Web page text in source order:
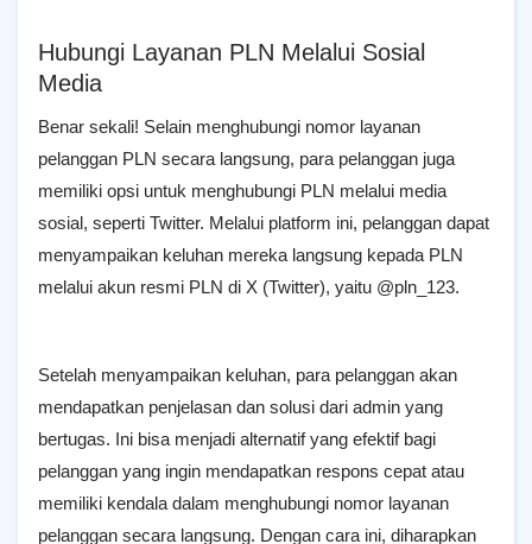
Hubungi Layanan PLN Melalui Sosial
Media
Benar sekali! Selain menghubungi nomor layanan
pelanggan PLN secara langsung, para pelanggan juga
memiliki opsi untuk menghubungi PLN melalui media
sosial, seperti Twitter. Melalui platform ini, pelanggan dapat
menyampaikan keluhan mereka langsung kepada PLN
melalui akun resmi PLN di X (Twitter), yaitu @pln_123.
Setelah menyampaikan keluhan, para pelanggan akan
mendapatkan penjelasan dan solusi dari admin yang
bertugas. Ini bisa menjadi alternatif yang efektif bagi
pelanggan yang ingin mendapatkan respons cepat atau
memiliki kendala dalam menghubungi nomor layanan
pelanggan secara langsung. Dengan cara ini, diharapkan